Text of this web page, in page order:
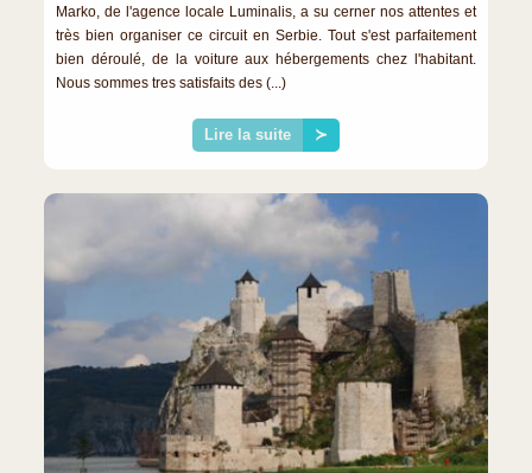
Marko, de l'agence locale Luminalis, a su cerner nos attentes et
très bien organiser ce circuit en Serbie. Tout s'est parfaitement
bien déroulé, de la voiture aux hébergements chez l'habitant.
Nous sommes tres satisfaits des (...)
Lire la suite ≻